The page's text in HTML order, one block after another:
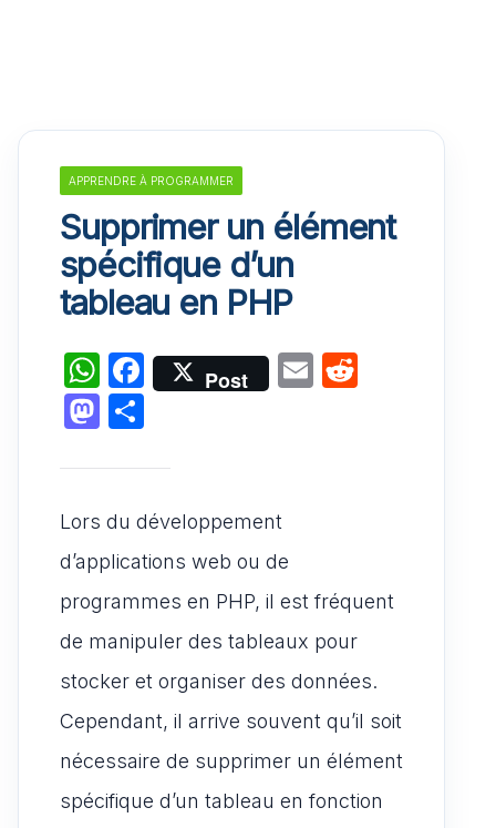
APPRENDRE À PROGRAMMER
Supprimer un élément
spécifique d’un
tableau en PHP
W
h
at
s
A
p
p
F
a
e
b
o
o
k
Post
E
M
st
o
d
o
n
ta
g
er
Lors du développement
d’applications web ou de
programmes en PHP, il est fréquent
de manipuler des tableaux pour
stocker et organiser des données.
Cependant, il arrive souvent qu’il soit
nécessaire de supprimer un élément
spécifique d’un tableau en fonction